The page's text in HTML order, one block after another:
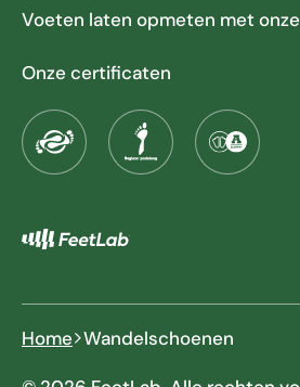
Voeten laten opmeten met
Onze certificaten
Home Wandelschoenen